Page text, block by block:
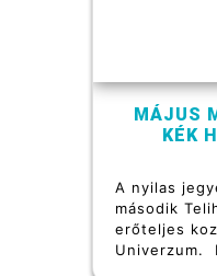
MÁJUS
KÉK
A nyilas
második
erőteljes
Univerzum.